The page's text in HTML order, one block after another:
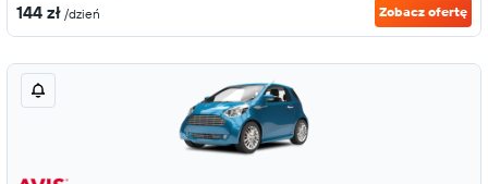
144 zł /dzień Zobacz ofertę